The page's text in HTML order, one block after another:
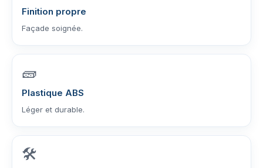
Finition propre
Façade soignée.
🧱
Plastique ABS
Léger et durable.
🛠️